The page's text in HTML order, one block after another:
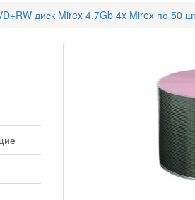
диск Mirex 4.7Gb 4x Mirex по 50